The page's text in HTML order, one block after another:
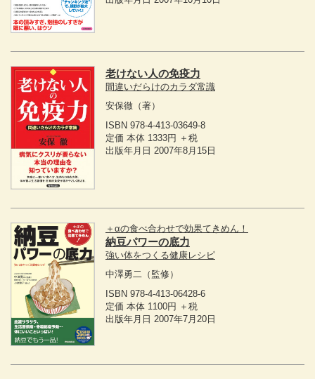
老けない人の免疫力
間違いだらけのカラダ常識
安保徹 （著）
ISBN 978-4-413-03649-8
定価 本体 1333円 ＋税
出版年月日 2007年8月15日
＋αの食べ合わせで効果てきめん！
納豆パワーの底力
強い体をつくる健康レシピ
中澤勇二
（監修）
ISBN 978-4-413-06428-6
定価 本体 1100円 ＋税
出版年月日 2007年7月20日